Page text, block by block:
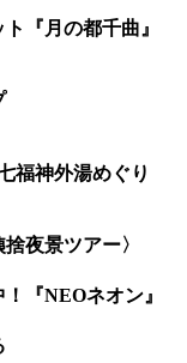
『月の都千曲 』
福神外湯めぐり
捨夜景ツアー〉
『NEOネオン』